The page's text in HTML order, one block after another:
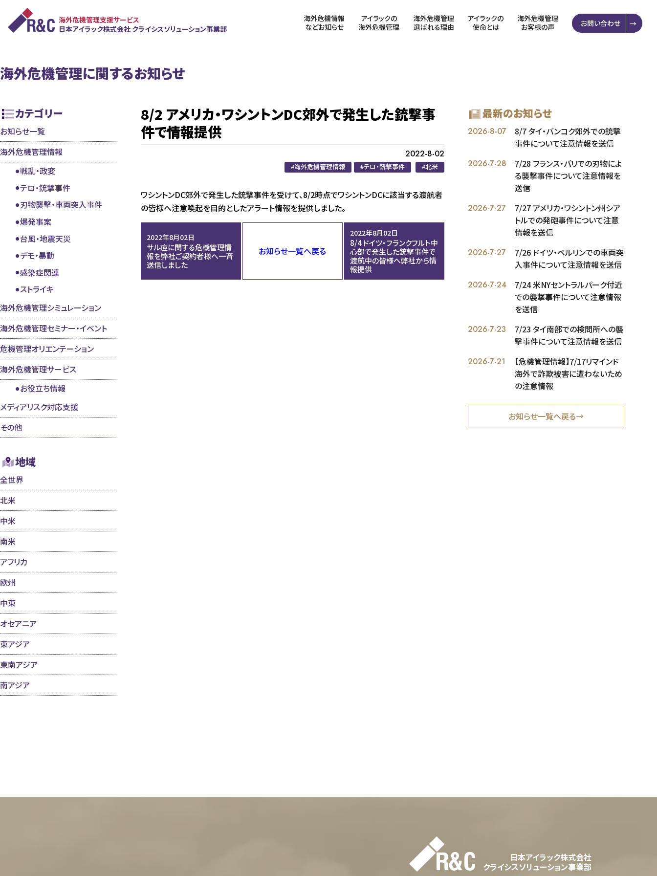
海外危機管理支援サービス
日本アイラック株式会社 クライシスソリューション事業部
海外危機情報
などお知らせ
アイラックの
海外危機管理
海外危機管理
選ばれる理由
アイラックの
使命とは
海外危機管理
お客様の声
お問い合わせ
海外危機管理に関するお知らせ
カテゴリー
お知らせ一覧
海外危機管理情報
戦乱・政変
テロ・銃撃事件
刃物襲撃・車両突入事件
爆発事案
台風・地震天災
デモ・暴動
感染症関連
ストライキ
海外危機管理シミュレーション
海外危機管理セミナー・イベント
危機管理オリエンテーション
海外危機管理サービス
お役立ち情報
メディアリスク対応支援
その他
地域
全世界
北米
中米
南米
アフリカ
欧州
中東
オセアニア
東アジア
東南アジア
南アジア
8/2 アメリカ・ワシントンDC郊外で発生した銃撃事
件で情報提供
2022-8-02
海外危機管理情報 テロ・銃撃事件 北米
ワシントンDC郊外で発生した銃撃事件を受けて、8/2時点でワシントンDCに該当する渡航者
の皆様へ注意喚起を目的としたアラート情報を提供しました。
2022年8月02日
サル痘に関する危機管理情
報を弊社ご契約者様へ一斉
送信しました
お知らせ一覧へ戻る
2022年8月02日
8/4 ドイツ・フランクフルト中
心部で発生した銃撃事件で
渡航中の皆様へ弊社から情
報提供
最新のお知らせ
2026-8-07
8/7 タイ・バンコク郊外での銃撃
事件について注意情報を送信
2026-7-28
7/28 フランス・パリでの刃物によ
る襲撃事件について注意情報を
送信
2026-7-27
7/27 アメリカ・ワシントン州シア
トルでの発砲事件について注意
情報を送信
2026-7-27
7/26 ドイツ・ベルリンでの車両突
入事件について注意情報を送信
2026-7-24
7/24 米NYセントラルパーク付近
での襲撃事件について注意情報
を送信
2026-7-23
7/23 タイ南部での検問所への襲
撃事件について注意情報を送信
2026-7-21
【危機管理情報】7/17リマインド
海外で詐欺被害に遭わないため
の注意情報
お知らせ一覧へ戻る→
日本アイラック株式会社
クライシスソリューション事業部